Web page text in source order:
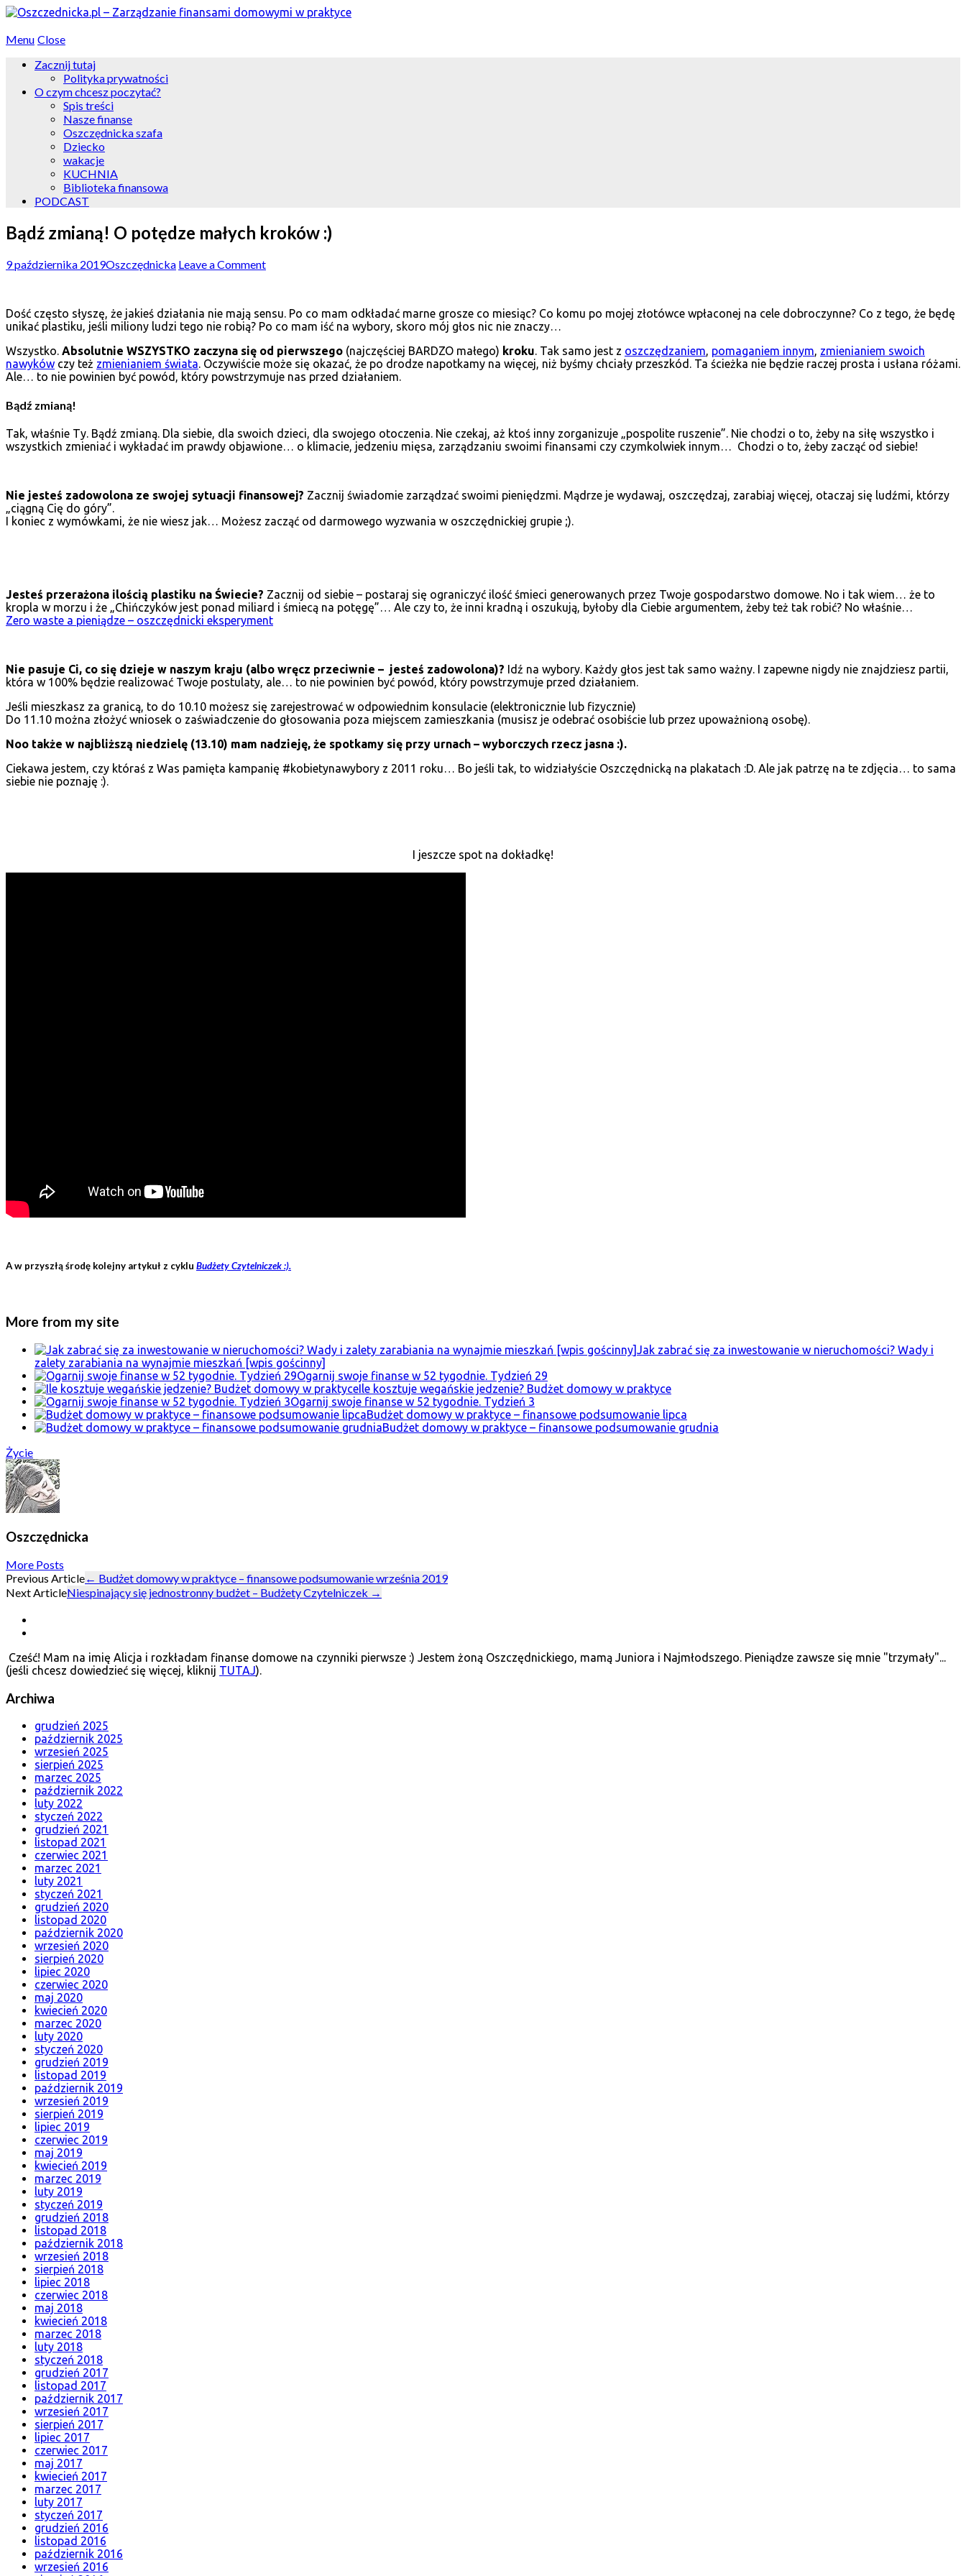
Menu Close
Zacznij tutaj
Polityka prywatności
O czym chcesz poczytać?
Spis treści
Nasze finanse
Oszczędnicka szafa
Dziecko
wakacje
KUCHNIA
Biblioteka finansowa
PODCAST
Bądź zmianą! O potędze małych kroków :)
9 października 2019Oszczędnicka Leave a Comment
Dość często słyszę, że jakieś działania nie mają sensu. Po co mam odkładać marne grosze co miesiąc? Co komu po mojej złotówce wpłaconej na cele dobroczynne? Co z tego, że będę
unikać plastiku, jeśli miliony ludzi tego nie robią? Po co mam iść na wybory, skoro mój głos nic nie znaczy…
Wszystko. Absolutnie WSZYSTKO zaczyna się od pierwszego (najczęściej BARDZO małego) kroku . Tak samo jest z oszczędzaniem pomaganiem innym zmienianiem swoich
nawyków czy też zmienianiem świata . Oczywiście może się okazać, że po drodze napotkamy na więcej, niż byśmy chciały przeszkód. Ta ścieżka nie będzie raczej prosta i usłana różami.
Ale… to nie powinien być powód, który powstrzymuje nas przed działaniem.
Bądź zmianą!
Tak, właśnie Ty. Bądź zmianą. Dla siebie, dla swoich dzieci, dla swojego otoczenia. Nie czekaj, aż ktoś inny zorganizuje „pospolite ruszenie”. Nie chodzi o to, żeby na siłę wszystko i
wszystkich zmieniać i wykładać im prawdy objawione… o klimacie, jedzeniu mięsa, zarządzaniu swoimi finansami czy czymkolwiek innym… Chodzi o to, żeby zacząć od siebie!
Nie jesteś zadowolona ze swojej sytuacji finansowej? Zacznij świadomie zarządzać swoimi pieniędzmi. Mądrze je wydawaj, oszczędzaj, zarabiaj więcej, otaczaj się ludźmi, którzy
„ciągną Cię do góry”.
I koniec z wymówkami, że nie wiesz jak… Możesz zacząć od darmowego wyzwania w oszczędnickiej grupie ;).
Jesteś przerażona ilością plastiku na Świecie? Zacznij od siebie – postaraj się ograniczyć ilość śmieci generowanych przez Twoje gospodarstwo domowe. No i tak wiem… że to
kropla w morzu i że „Chińczyków jest ponad miliard i śmiecą na potęgę”… Ale czy to, że inni kradną i oszukują, byłoby dla Ciebie argumentem, żeby też tak robić? No właśnie…
Zero waste a pieniądze – oszczędnicki eksperyment
Nie pasuje Ci, co się dzieje w naszym kraju (albo wręcz przeciwnie – jesteś zadowolona)? Idź na wybory. Każdy głos jest tak samo ważny. I zapewne nigdy nie znajdziesz partii,
która w 100% będzie realizować Twoje postulaty, ale… to nie powinien być powód, który powstrzymuje przed działaniem.
Jeśli mieszkasz za granicą, to do 10.10 możesz się zarejestrować w odpowiednim konsulacie (elektronicznie lub fizycznie)
Do 11.10 można złożyć wniosek o zaświadczenie do głosowania poza miejscem zamieszkania (musisz je odebrać osobiście lub przez upoważnioną osobę).
Noo także w najbliższą niedzielę (13.10) mam nadzieję, że spotkamy się przy urnach – wyborczych rzecz jasna :).
Ciekawa jestem, czy któraś z Was pamięta kampanię #kobietynawybory z 2011 roku… Bo jeśli tak, to widziałyście Oszczędnicką na plakatach :D. Ale jak patrzę na te zdjęcia… to sama
siebie nie poznaję :).
I jeszcze spot na dokładkę!
A w przyszłą środę kolejny artykuł z cyklu Budżety Czytelniczek :).
More from my site
Jak zabrać się za inwestowanie w nieruchomości? Wady i
zalety zarabiania na wynajmie mieszkań [wpis gościnny]
Ogarnij swoje finanse w 52 tygodnie. Tydzień 29
Ile kosztuje wegańskie jedzenie? Budżet domowy w praktyce
Ogarnij swoje finanse w 52 tygodnie. Tydzień 3
Budżet domowy w praktyce – finansowe podsumowanie lipca
Budżet domowy w praktyce – finansowe podsumowanie grudnia
Życie
Oszczędnicka
More Posts
Post
navigation
Previous Article← Budżet domowy w praktyce – finansowe podsumowanie września 2019
Next ArticleNiespinający się jednostronny budżet – Budżety Czytelniczek →
Cześć! Mam na imię Alicja i rozkładam finanse domowe na czynniki pierwsze :) Jestem żoną Oszczędnickiego, mamą Juniora i Najmłodszego. Pieniądze zawsze się mnie "trzymały"...
(jeśli chcesz dowiedzieć się więcej, kliknij TUTAJ).
Archiwa
grudzień 2025
październik 2025
wrzesień 2025
sierpień 2025
marzec 2025
październik 2022
luty 2022
styczeń 2022
grudzień 2021
listopad 2021
czerwiec 2021
marzec 2021
luty 2021
styczeń 2021
grudzień 2020
listopad 2020
październik 2020
wrzesień 2020
sierpień 2020
lipiec 2020
czerwiec 2020
maj 2020
kwiecień 2020
marzec 2020
luty 2020
styczeń 2020
grudzień 2019
listopad 2019
październik 2019
wrzesień 2019
sierpień 2019
lipiec 2019
czerwiec 2019
maj 2019
kwiecień 2019
marzec 2019
luty 2019
styczeń 2019
grudzień 2018
listopad 2018
październik 2018
wrzesień 2018
sierpień 2018
lipiec 2018
czerwiec 2018
maj 2018
kwiecień 2018
marzec 2018
luty 2018
styczeń 2018
grudzień 2017
listopad 2017
październik 2017
wrzesień 2017
sierpień 2017
lipiec 2017
czerwiec 2017
maj 2017
kwiecień 2017
marzec 2017
luty 2017
styczeń 2017
grudzień 2016
listopad 2016
październik 2016
wrzesień 2016